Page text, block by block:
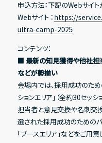
申込方法：下記のWebサイ
Webサイト ： https://
ultra-camp-2025
コンテンツ：
■ 最新の知見獲得や他社担
などが勢揃い
会場内では、採用成功のた
ションエリア」（全約30セッ
担当者と意見交換や名刺交換
選された採用成功のための
「ブースエリア」などをご用意